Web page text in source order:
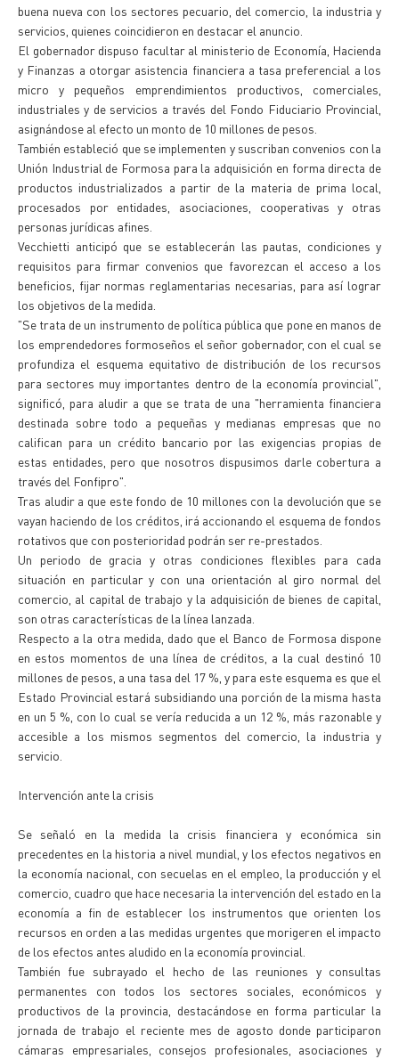
buena nueva con los sectores pecuario, del comercio, la industria y
servicios, quienes coincidieron en destacar el anuncio.
El gobernador dispuso facultar al ministerio de Economía, Hacienda
y Finanzas a otorgar asistencia financiera a tasa preferencial a los
micro y pequeños emprendimientos productivos, comerciales,
industriales y de servicios a través del Fondo Fiduciario Provincial,
asignándose al efecto un monto de 10 millones de pesos.
También estableció que se implementen y suscriban convenios con la
Unión Industrial de Formosa para la adquisición en forma directa de
productos industrializados a partir de la materia de prima local,
procesados por entidades, asociaciones, cooperativas y otras
personas jurídicas afines.
Vecchietti anticipó que se establecerán las pautas, condiciones y
requisitos para firmar convenios que favorezcan el acceso a los
beneficios, fijar normas reglamentarias necesarias, para así lograr
los objetivos de la medida.
"Se trata de un instrumento de política pública que pone en manos de
los emprendedores formoseños el señor gobernador, con el cual se
profundiza el esquema equitativo de distribución de los recursos
para sectores muy importantes dentro de la economía provincial",
significó, para aludir a que se trata de una "herramienta financiera
destinada sobre todo a pequeñas y medianas empresas que no
califican para un crédito bancario por las exigencias propias de
estas entidades, pero que nosotros dispusimos darle cobertura a
través del Fonfipro".
Tras aludir a que este fondo de 10 millones con la devolución que se
vayan haciendo de los créditos, irá accionando el esquema de fondos
rotativos que con posterioridad podrán ser re-prestados.
Un periodo de gracia y otras condiciones flexibles para cada
situación en particular y con una orientación al giro normal del
comercio, al capital de trabajo y la adquisición de bienes de capital,
son otras características de la línea lanzada.
Respecto a la otra medida, dado que el Banco de Formosa dispone
en estos momentos de una línea de créditos, a la cual destinó 10
millones de pesos, a una tasa del 17 %, y para este esquema es que el
Estado Provincial estará subsidiando una porción de la misma hasta
en un 5 %, con lo cual se vería reducida a un 12 %, más razonable y
accesible a los mismos segmentos del comercio, la industria y
servicio.
Intervención ante la crisis
Se señaló en la medida la crisis financiera y económica sin
precedentes en la historia a nivel mundial, y los efectos negativos en
la economía nacional, con secuelas en el empleo, la producción y el
comercio, cuadro que hace necesaria la intervención del estado en la
economía a fin de establecer los instrumentos que orienten los
recursos en orden a las medidas urgentes que morigeren el impacto
de los efectos antes aludido en la economía provincial.
También fue subrayado el hecho de las reuniones y consultas
permanentes con todos los sectores sociales, económicos y
productivos de la provincia, destacándose en forma particular la
jornada de trabajo el reciente mes de agosto donde participaron
cámaras empresariales, consejos profesionales, asociaciones y